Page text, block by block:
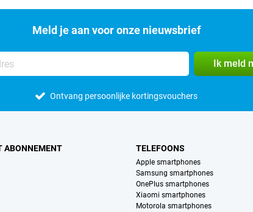
Meld je aan voor onze nieuwsbrief
Ik meld
Ontvang persoonlijke kortingsvouchers
ABONNEMENT TELEFOONS
Apple smartphones
Samsung smartphones
OnePlus smartphones
Xiaomi smartphones
Motorola smartphones